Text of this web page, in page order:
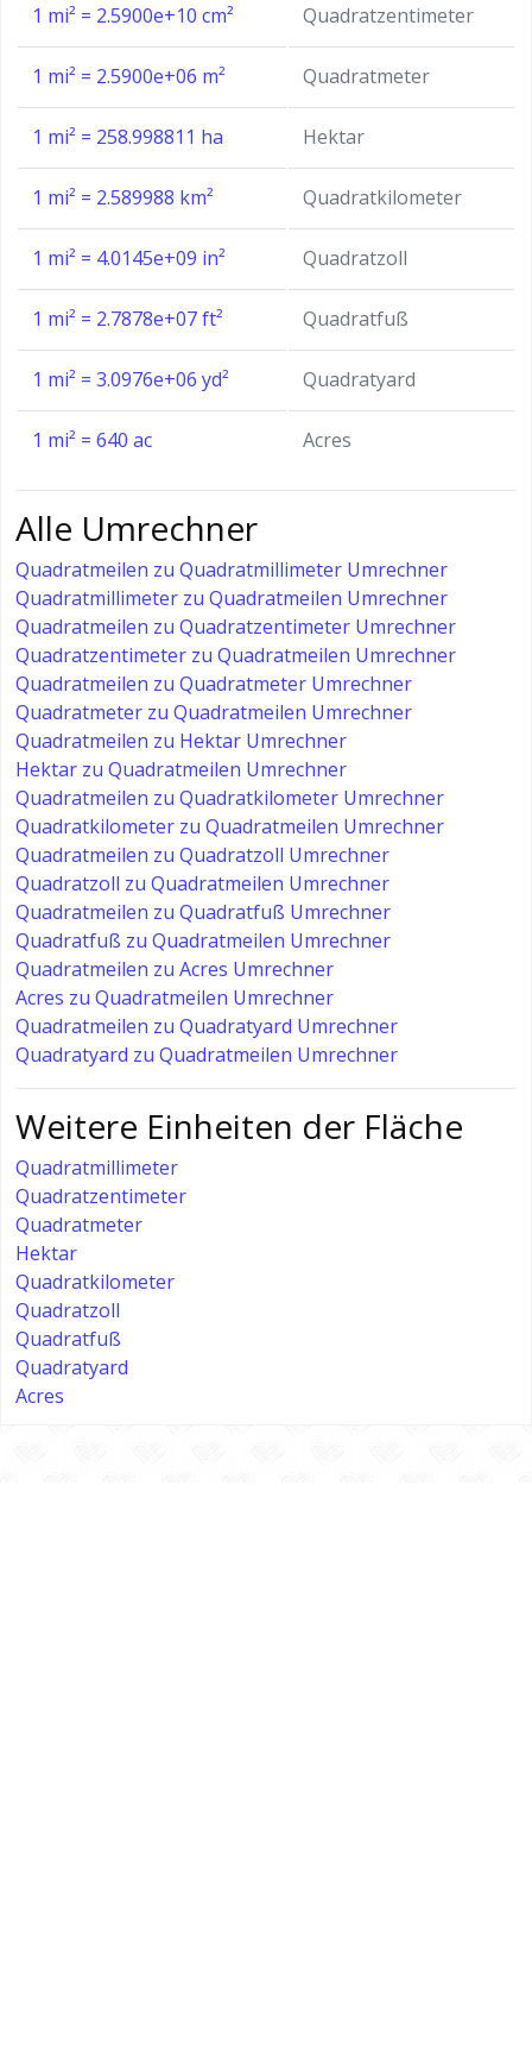
1 mi² = 2.5900e+10 cm² Quadratzentimeter
1 mi² = 2.5900e+06 m² Quadratmeter
1 mi² = 258.998811 ha Hektar
1 mi² = 2.589988 km² Quadratkilometer
1 mi² = 4.0145e+09 in² Quadratzoll
1 mi² = 2.7878e+07 ft² Quadratfuß
1 mi² = 3.0976e+06 yd² Quadratyard
1 mi² = 640 ac Acres
Alle Umrechner
Quadratmeilen zu Quadratmillimeter Umrechner
Quadratmillimeter zu Quadratmeilen Umrechner
Quadratmeilen zu Quadratzentimeter Umrechner
Quadratzentimeter zu Quadratmeilen Umrechner
Quadratmeilen zu Quadratmeter Umrechner
Quadratmeter zu Quadratmeilen Umrechner
Quadratmeilen zu Hektar Umrechner
Hektar zu Quadratmeilen Umrechner
Quadratmeilen zu Quadratkilometer Umrechner
Quadratkilometer zu Quadratmeilen Umrechner
Quadratmeilen zu Quadratzoll Umrechner
Quadratzoll zu Quadratmeilen Umrechner
Quadratmeilen zu Quadratfuß Umrechner
Quadratfuß zu Quadratmeilen Umrechner
Quadratmeilen zu Acres Umrechner
Acres zu Quadratmeilen Umrechner
Quadratmeilen zu Quadratyard Umrechner
Quadratyard zu Quadratmeilen Umrechner
Weitere Einheiten der Fläche
Quadratmillimeter
Quadratzentimeter
Quadratmeter
Hektar
Quadratkilometer
Quadratzoll
Quadratfuß
Quadratyard
Acres